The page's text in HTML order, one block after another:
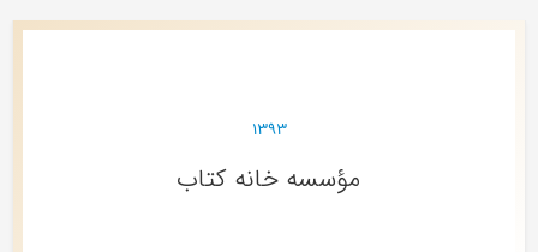
۱۳۹۳
مؤسسه خانه کتاب